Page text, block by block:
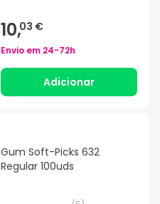
10,03 €
Envio em 24-72h
Adicionar
Gum Soft-Picks 632
Regular 100uds